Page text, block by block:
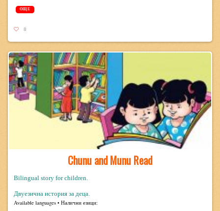
ОЩЕ
8
Chunu and Munu Read
Bilingual story for children.
Двуезична история за деца.
Avail­able lan­guages • Налични езици: